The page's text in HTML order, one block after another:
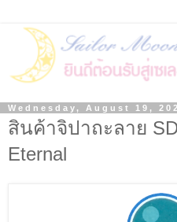
Wednesday, August 19,
สินค้าจิปาถะลาย
Eternal